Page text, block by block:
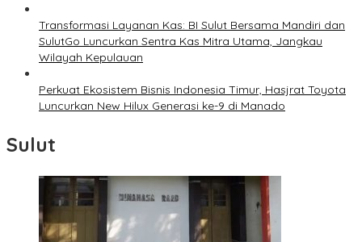
Transformasi Layanan Kas: BI Sulut Bersama Mandiri dan
SulutGo Luncurkan Sentra Kas Mitra Utama, Jangkau
Wilayah Kepulauan
Perkuat Ekosistem Bisnis Indonesia Timur, Hasjrat Toyota
Luncurkan New Hilux Generasi ke-9 di Manado
Sulut